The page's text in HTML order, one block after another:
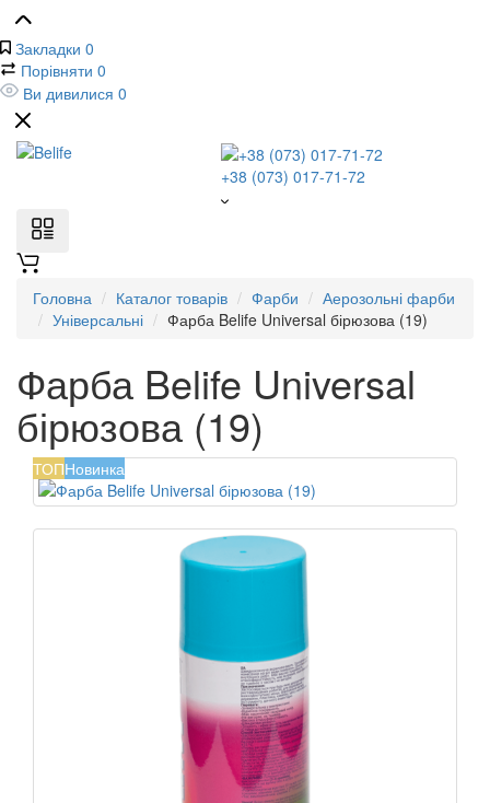
Закладки 0
Порівняти 0
Ви дивилися 0
+38 (073) 017-71-72
Головна Каталог товарів Фарби
Аерозольні фарби
Універсальні
Фарба Belife Universal бірюзова (19)
Фарба Belife Universal
бірюзова (19)
ТОПНовинка